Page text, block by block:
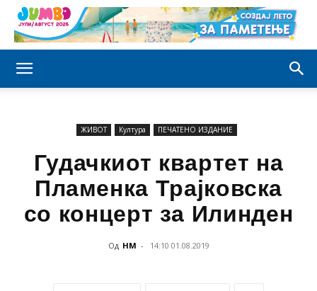
ЖИВОТ Култура ПЕЧАТЕНО ИЗДАНИЕ
Гудачкиот квартет на
Пламенка Трајковска
со концерт за Илинден
Од НМ - 14:10 01.08.2019